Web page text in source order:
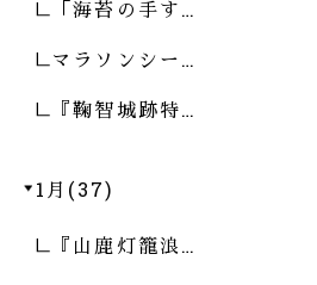
「海苔の手す…
マラソンシー…
『鞠智城跡特…
1月(37)
『山鹿灯籠浪…